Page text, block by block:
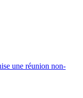
une réunion non-